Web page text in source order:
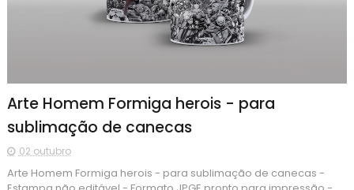
Arte Homem Formiga herois - para
sublimação de canecas
02 outubro
Arte Homem Formiga herois - para sublimação de canecas -